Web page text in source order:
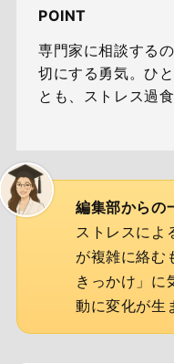
POINT
専門家に相談する
切にする勇気。ひ
とも、ストレス過
編集部からの
ストレスによ
が複雑に絡む
きっかけ」に
動に変化が生